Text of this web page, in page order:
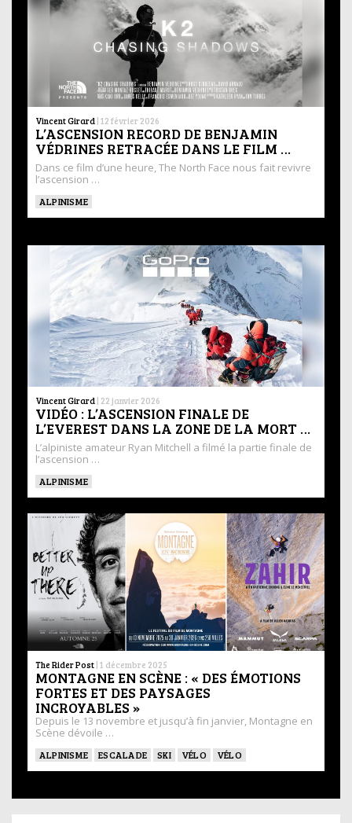
Vincent Girard | 12 février 2026
L’ASCENSION RECORD DE BENJAMIN
VÉDRINES RETRACÉE DANS LE FILM …
Dans ce film d’une heure, The North Face nous fait revivre
l’ascension …
ALPINISME
Vincent Girard | 22 janvier 2026
VIDÉO : L’ASCENSION FINALE DE
L’EVEREST DANS LA ZONE DE LA MORT …
L’alpiniste amateur Ryan Mitchell a filmé la partie finale de
l’ascension …
ALPINISME
The Rider Post | 1 décembre 2025
MONTAGNE EN SCÈNE : « DES ÉMOTIONS
FORTES ET DES PAYSAGES
INCROYABLES »
Depuis le 13 novembre et jusqu’à fin janvier, Montagne en
Scène dévoile …
ALPINISME ESCALADE SKI VÉLO VÉLO